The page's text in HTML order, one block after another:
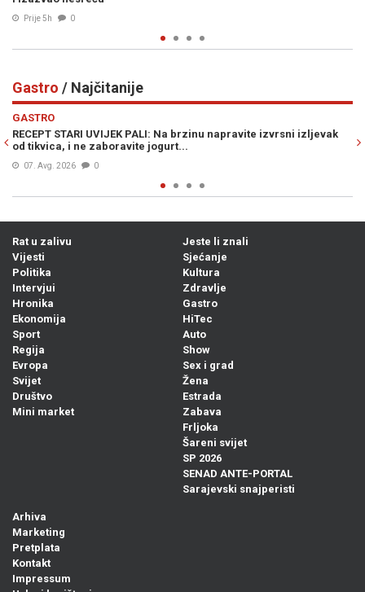
Gastro / Najčitanije
PALI: Na brzinu napravite izvrsni izljevak
jogurt...
BRZI LJETNI
sve je gotovo za 15
Rat u zalivu
Vijesti
Politika
Intervjui
Hronika
Ekonomija
Sport
Regija
Evropa
Svijet
Društvo
Mini market
Jeste li znali
Sjećanje
Kultura
Zdravlje
Gastro
HiTec
Auto
Show
Sex i grad
Žena
Estrada
Zabava
Frljoka
Šareni svijet
SP 2026
SENAD ANTE-PORTAL
Sarajevski snajperisti
Arhiva
Marketing
Pretplata
Kontakt
Impressum